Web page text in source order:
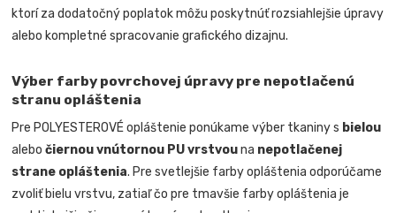
ktorí za dodatočný poplatok môžu poskytnúť rozsiahlejšie úpravy
alebo kompletné spracovanie grafického dizajnu.
Výber farby povrchovej úpravy pre nepotlačenú
stranu opláštenia
Pre POLYESTEROVÉ opláštenie ponúkame výber tkaniny s bielou
alebočiernou vnútornou PU vrstvouna nepotlačenej
strane opláštenia. Pre svetlejšie farby opláštenia odporúčame
zvoliť bielu vrstvu, zatiaľ čo pre tmavšie farby opláštenia je